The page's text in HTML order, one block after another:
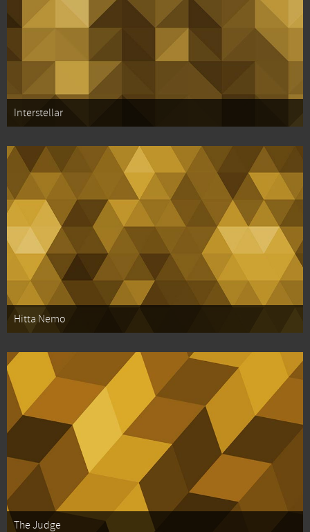
Interstellar
Hitta Nemo
The Judge